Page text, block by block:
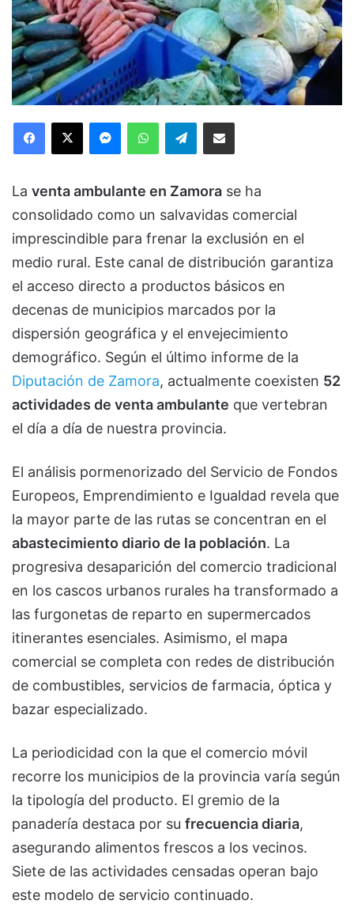
Facebook
X MessengerWhatsAppTelegramCompartir via Email
La venta ambulante en Zamora se ha
consolidado como un salvavidas comercial
imprescindible para frenar la exclusión en el
medio rural. Este canal de distribución garantiza
el acceso directo a productos básicos en
decenas de municipios marcados por la
dispersión geográfica y el envejecimiento
demográfico. Según el último informe de la
Diputación de Zamora, actualmente coexisten 52
actividades de venta ambulante que vertebran
el día a día de nuestra provincia.
El análisis pormenorizado del Servicio de Fondos
Europeos, Emprendimiento e Igualdad revela que
la mayor parte de las rutas se concentran en el
abastecimiento diario de la población. La
progresiva desaparición del comercio tradicional
en los cascos urbanos rurales ha transformado a
las furgonetas de reparto en supermercados
itinerantes esenciales. Asimismo, el mapa
comercial se completa con redes de distribución
de combustibles, servicios de farmacia, óptica y
bazar especializado.
La periodicidad con la que el comercio móvil
recorre los municipios de la provincia varía según
la tipología del producto. El gremio de la
panadería destaca por su frecuencia diaria,
asegurando alimentos frescos a los vecinos.
Siete de las actividades censadas operan bajo
este modelo de servicio continuado.